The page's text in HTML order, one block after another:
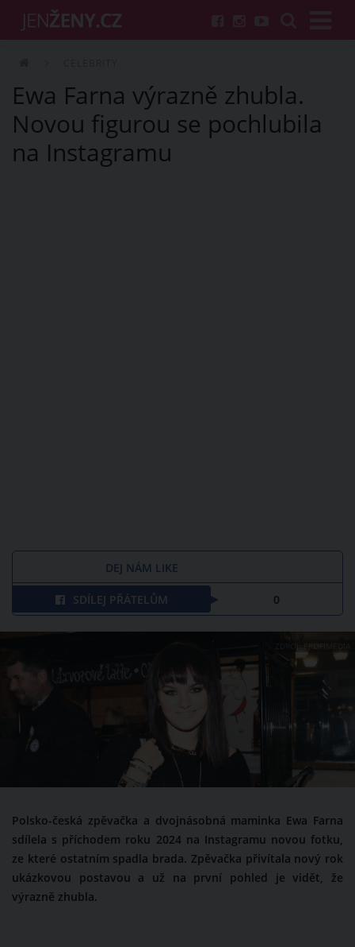
Ewa Farna výrazně zhubla.
Novou figurou se pochlubila
na Instagramu
DEJ NÁM LIKE
SDÍLEJ PŘÁTELŮM 0
ZDROJ: PROFIMEDIA
Polsko-česká zpěvačka a dvojnásobná maminka Ewa Farna
sdílela s příchodem roku 2024 na Instagramu novou fotku,
ze které ostatním spadla brada. Zpěvačka přivítala nový rok
ukázkovou postavou a už na první pohled je vidět, že
výrazně zhubla.